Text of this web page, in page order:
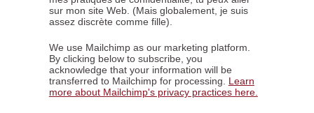
sur mon site Web. (Mais globalement, je suis
assez discrète comme fille).
We use Mailchimp as our marketing platform.
By clicking below to subscribe, you
acknowledge that your information will be
transferred to Mailchimp for processing. Learn
more about Mailchimp's privacy practices here.